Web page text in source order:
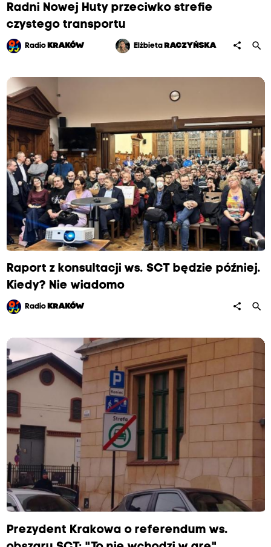
Radni Nowej Huty przeciwko strefie
czystego transportu
Radio KRAKÓW Elżbieta RACZYŃSKA share search
Raport z konsultacji ws. SCT będzie później.
Kiedy? Nie wiadomo
Radio KRAKÓW share search
Prezydent Krakowa o referendum ws.